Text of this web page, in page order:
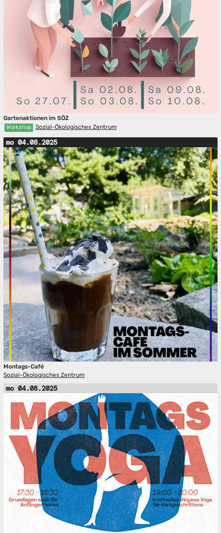
Gartenaktionen im SÖZ
Workshop Sozial-Ökologisches Zentrum
mo 04.08.2025
Montags-Café
Sozial-Ökologisches Zentrum
mo 04.08.2025